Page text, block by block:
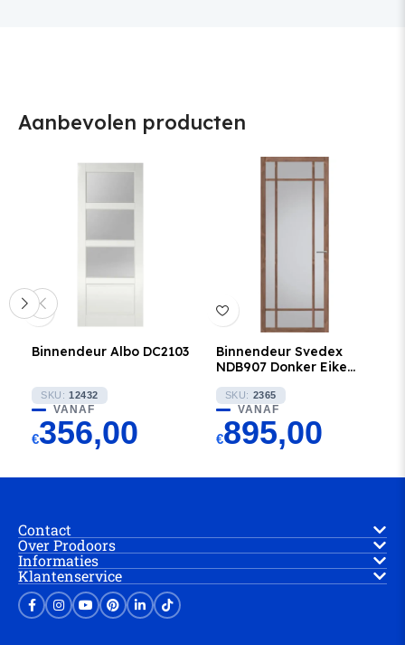
Aanbevolen producten
Binnendeur Albo DC2103
SKU: 12432
VANAF
€356,00
Binnendeur Svedex
NDB907 Donker Eiken
SKU: 2365
VANAF
€895,00
Contact
Over Prodoors
Informaties
Klantenservice